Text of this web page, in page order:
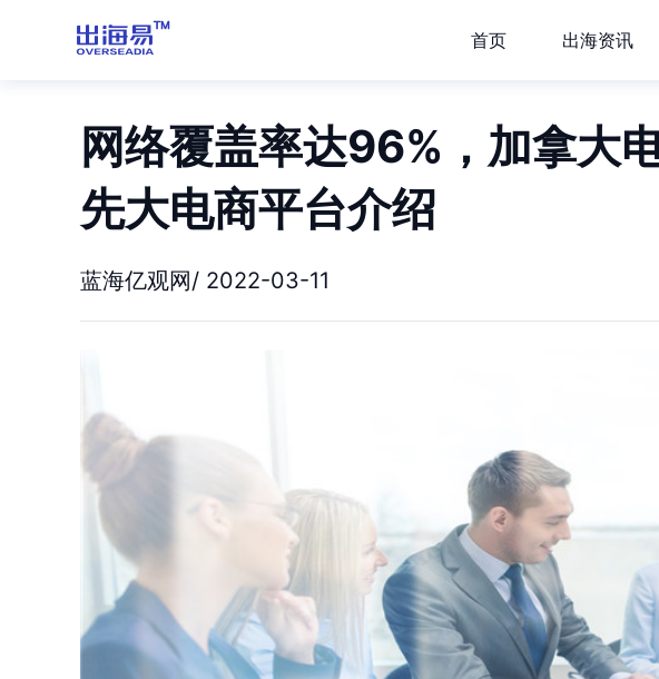
首页 出海资讯
网络覆盖率达96%，加拿大
先大电商平台介绍
蓝海亿观网/ 2022-03-11